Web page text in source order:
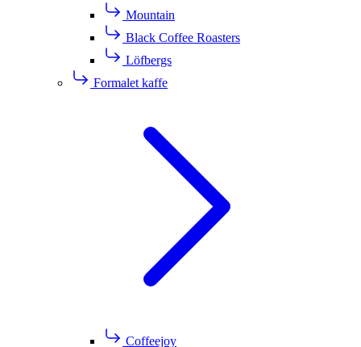
Mountain
Black Coffee Roasters
Löfbergs
Formalet kaffe
Coffeejoy